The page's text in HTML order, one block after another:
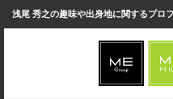
浅尾 秀之の趣味や出身地に関するプロ